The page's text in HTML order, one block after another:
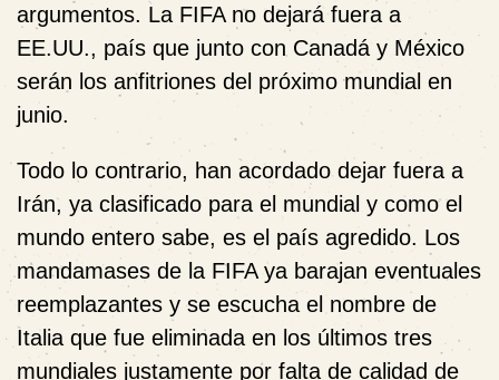
argumentos. La FIFA no dejará fuera a
EE.UU., país que junto con Canadá y México
serán los anfitriones del próximo mundial en
junio.
Todo lo contrario, han acordado dejar fuera a
Irán, ya clasificado para el mundial y como el
mundo entero sabe, es el país agredido. Los
mandamases de la FIFA ya barajan eventuales
reemplazantes y se escucha el nombre de
Italia que fue eliminada en los últimos tres
mundiales justamente por falta de calidad de